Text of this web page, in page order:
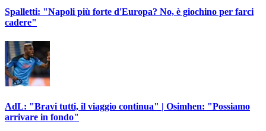
Spalletti: "Napoli più forte d'Europa? No, è giochino per farci
cadere"
AdL: "Bravi tutti, il viaggio continua" | Osimhen: "Possiamo
arrivare in fondo"